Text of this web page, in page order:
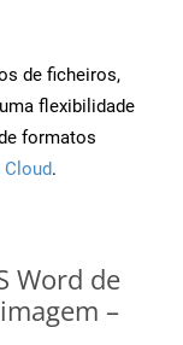
de ficheiros,
flexibilidade
formatos
.
Word de
–